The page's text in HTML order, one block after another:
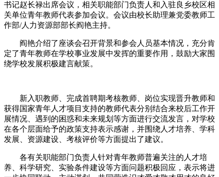
书记赵长禄出席会议，相关职能部门负责人和入驻良乡校区相
关单位青年教师代表参加会议。会议由校长助理兼党委教师工
作部/人力资源部部长阎艳主持。
阎艳介绍了座谈会召开背景和参会人员基本情况，充分肯
定了青年教师在学校事业发展中发挥的重要作用，鼓励大家围
绕学校发展积极建言献策。
新入职教师、完成首聘期考核教师、岗位实现晋升教师和
获得国家青年人才项目支持的教师代表分别结合来校后工作开
展情况、遇到的困惑和未来规划等方面进行交流发言，对学校
在各个层面给予的政策支持表示感谢，并围绕人才培养、学科
发展、资源建设、考核评价等方面提出了建议。
各有关职能部门负责人针对青年教师普遍关注的人才培
养、科学研究、实验条件建设等方面问题积极回应，表示将进